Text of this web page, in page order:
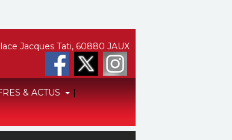
& ACTUS
|
Jacques Tati, 60880 JAUX